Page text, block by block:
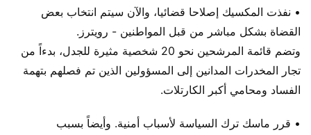
• نفذت المكسيك إصلاحا قضائيا، والآن سيتم انتخاب بعض
القضاة بشكل مباشر من قبل المواطنين - رويترز.
وتضم قائمة المرشحين نحو 20 شخصية مثيرة للجدل، بدءاً من
تجار المخدرات المدانين إلى المسؤولين الذين تم فصلهم بتهمة
الفساد ومحامي أكبر الكارتلات.
• قرر ماسك ترك السياسة لأسباب أمنية. وأيضاً بسبب